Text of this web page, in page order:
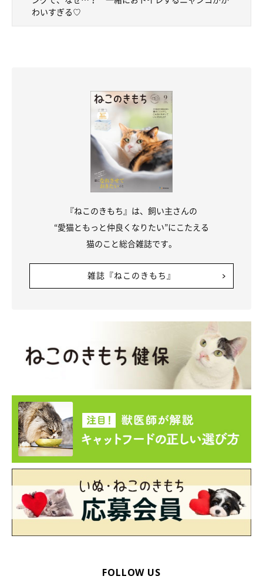
わいすぎる♡
『ねこのきもち』は、飼い主さんの
“愛猫ともっと仲良くなりたい”にこたえる
猫のこと総合雑誌です。
雑誌『ねこのきもち』
FOLLOW US